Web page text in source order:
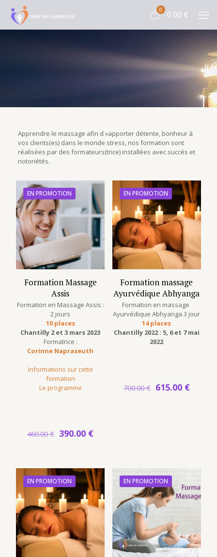
0 0.00 €
Apprendre le massage afin d »apporter détente, bonheur à
vos clients(es) dans le monde stress, nos formation sont
réalisées par des formateurs(trice) installées avec succès et
notoriétés.
EN PROMOTION
Formation Massage
Assis
Formation en Massage Assis :
2 jours
10 places
Chantilly 2 et 3 mars 2023
Formatrice :
Corinne Napraseuth
Informations sur cette
formation
Le programme
460.00€ Le
460.00 €.
390.00 €Le
390.00 €.
EN PROMOTION
Formation massage
Ayurvédique Abhyanga
Formation en massage
Ayurvédique Abhyanga 3 jour
14 places
Chantilly 2022 : 5, 6 et 7 mai
2022
700.00€ Le
615.00 €Le
EN PROMOTION EN PROMOTION